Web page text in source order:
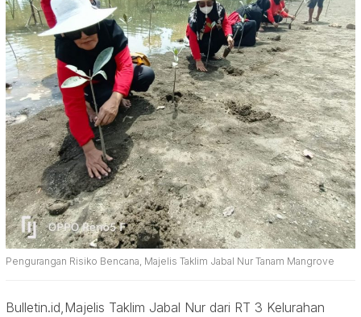
Pengurangan Risiko Bencana, Majelis Taklim Jabal Nur Tanam Mangrove
Bulletin.id,Majelis Taklim Jabal Nur dari RT 3 Kelurahan